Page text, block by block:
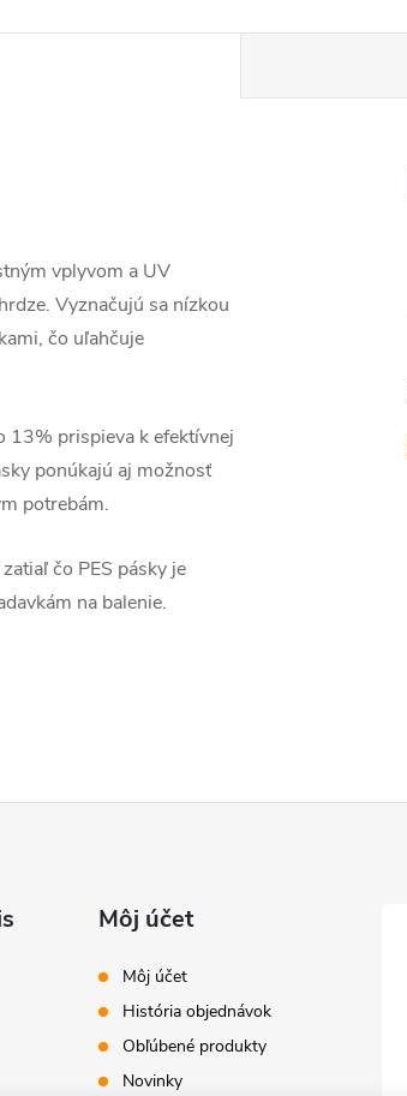
vplyvom a UV
Vyznačujú sa nízkou
čo uľahčuje
13% prispieva k efektívnej
ponúkajú aj možnosť
potrebám.
čo PES pásky je
na balenie.
Môj účet
Môj účet
História objednávok
Obľúbené produkty
Novinky